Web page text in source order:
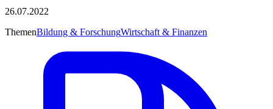
26.07.2022
ThemenBildung & ForschungWirtschaft & Finanzen